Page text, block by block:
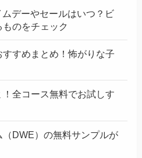
デーやセールはいつ？ビ
のをチェック
すめまとめ！怖がりな子
全コース無料でお試しす
DWE）の無料サンプルが